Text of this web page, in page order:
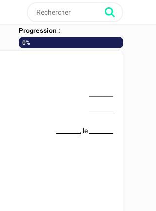
Progression :
0%
, le